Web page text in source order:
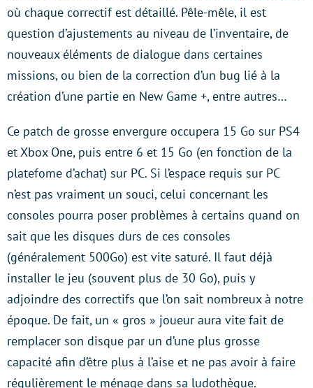
où chaque correctif est détaillé. Pêle-mêle, il est
question d’ajustements au niveau de l’inventaire, de
nouveaux éléments de dialogue dans certaines
missions, ou bien de la correction d’un bug lié à la
création d’une partie en New Game +, entre autres…
Ce patch de grosse envergure occupera 15 Go sur PS4
et Xbox One, puis entre 6 et 15 Go (en fonction de la
platefome d’achat) sur PC. Si l’espace requis sur PC
n’est pas vraiment un souci, celui concernant les
consoles pourra poser problèmes à certains quand on
sait que les disques durs de ces consoles
(généralement 500Go) est vite saturé. Il faut déjà
installer le jeu (souvent plus de 30 Go), puis y
adjoindre des correctifs que l’on sait nombreux à notre
époque. De fait, un « gros » joueur aura vite fait de
remplacer son disque par un d’une plus grosse
capacité afin d’être plus à l’aise et ne pas avoir à faire
régulièrement le ménage dans sa ludothèque.